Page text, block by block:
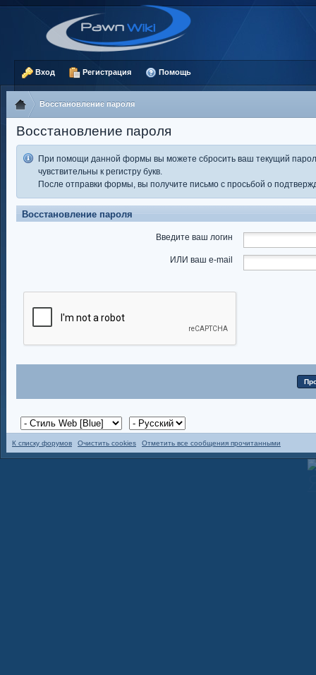
Вход Регистрация Помощь
Восстановление пароля
Восстановление пароля
При помощи данной формы вы можете сбросить ваш текущий
чувствительны к регистру букв.
После отправки формы, вы получите письмо с просьбой о
Восстановление пароля
Введите ваш логин
ИЛИ ваш e-mail
К списку форумов Очистить cookies Отметить все сообщения прочитанными